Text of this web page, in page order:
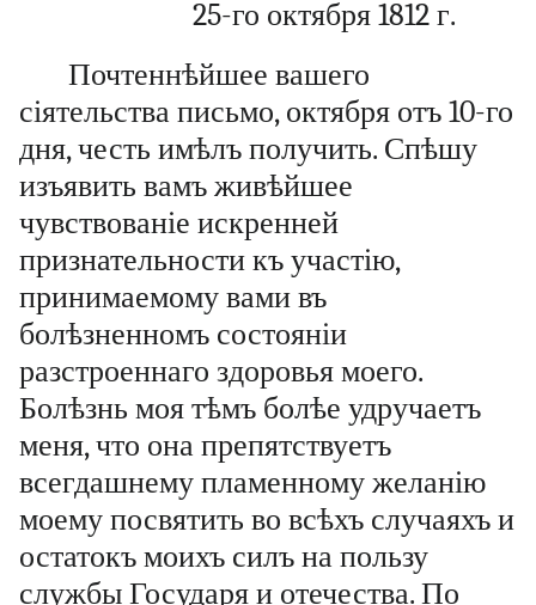
25-го октября 1812 г.
Почтеннѣйшее вашего
сіятельства письмо, октября отъ 10-го
дня, честь имѣлъ получить. Спѣшу
изъявить вамъ живѣйшее
чувствованіе искренней
признательности къ участію,
принимаемому вами въ
болѣзненномъ состояніи
разстроеннаго здоровья моего.
Болѣзнь моя тѣмъ болѣе удручаетъ
меня, что она препятствуетъ
всегдашнему пламенному желанію
моему посвятить во всѣхъ случаяхъ и
остатокъ моихъ силъ на пользу
службы Государя и отечества. По